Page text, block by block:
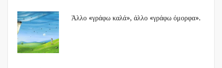
Άλλο «γράφω καλά», άλλο «γράφω όμορφα».